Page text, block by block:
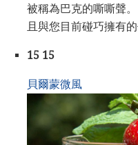
被稱為巴克的嘶嘶聲
且與您目前碰巧擁有
15 15
貝爾蒙微風